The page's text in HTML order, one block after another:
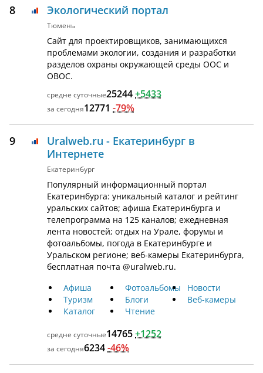
8 Экологический портал
Тюмень
Сайт для проектировщиков, занимающихся
проблемами экологии, создания и разработки
разделов охраны окружающей среды ООС и
ОВОС.
25244+5433
12771 -79%
9
Uralweb.ru - Екатеринбург в
Интернете
Екатеринбург
Популярный информационный портал
Екатеринбурга: уникальный каталог и рейтинг
уральских сайтов; афиша Екатеринбурга и
телепрограмма на 125 каналов; ежедневная
лента новостей; отдых на Урале, форумы и
фотоальбомы, погода в Екатеринбурге и
Уральском регионе; веб-камеры Екатеринбурга,
бесплатная почта @uralweb.ru.
Афиша
Фотоальбомы
Новости
Туризм
Блоги
Веб-камеры
Каталог
Чтение
14765+1252
6234-46%